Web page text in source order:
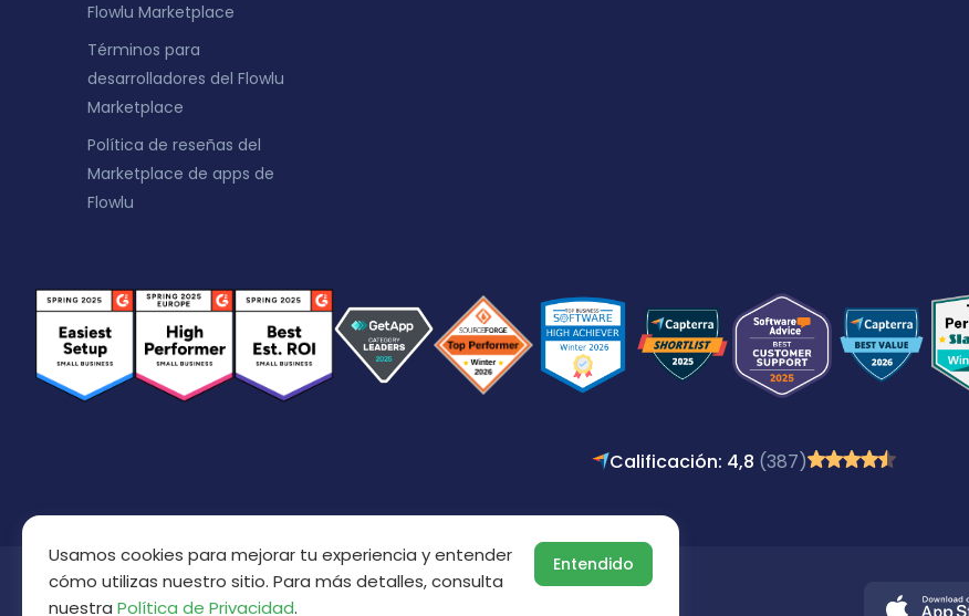
Flowlu Marketplace
Términos para
desarrolladores del Flowlu
Marketplace
Política de reseñas del
Marketplace de apps de
Flowlu
Calificación: 4,8 (387)
Derechos de autor © 2016 - 2026
Usamos cookies para mejorar tu experiencia y entender
cómo utilizas nuestro sitio. Para más detalles, consulta
nuestra Política de Privacidad.
Entendido